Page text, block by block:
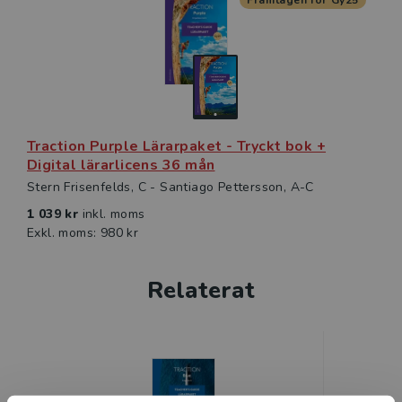
anteckningar och markera viktiga stycken i texten.
Anteckningarna sparas automatiskt och kan enkelt
samlas ihop och skrivas ut.
Traction Purple för Engelska 6 finns även som digital
elevlicens och som digitalt klasspaket.
Traction Purple Lärarpaket - Tryckt bok +
Digital lärarlicens 36 mån
Stern Frisenfelds, C - Santiago Pettersson, A-C
1 039 kr inkl. moms
Exkl. moms: 980 kr
Relaterat